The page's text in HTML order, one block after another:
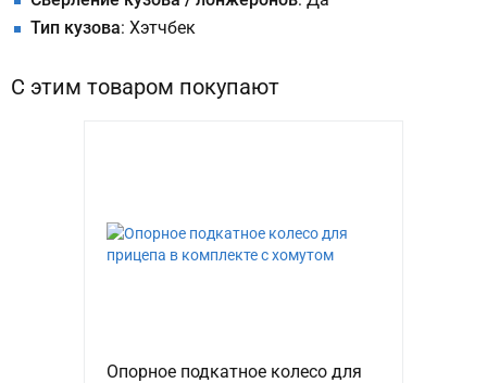
Тип кузова: Хэтчбек
С этим товаром покупают
Опорное подкатное колесо для